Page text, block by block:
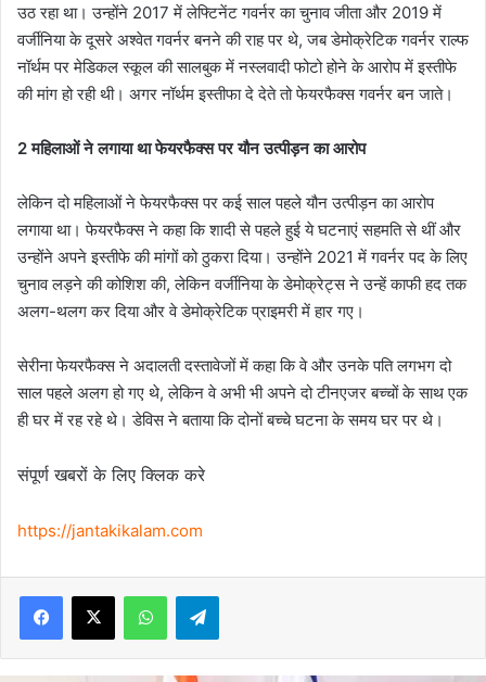
उठ रहा था। उन्होंने 2017 में लेफ्टिनेंट गवर्नर का चुनाव जीता और 2019 में
वर्जीनिया के दूसरे अश्वेत गवर्नर बनने की राह पर थे, जब डेमोक्रेटिक गवर्नर राल्फ
नॉर्थम पर मेडिकल स्कूल की सालबुक में नस्लवादी फोटो होने के आरोप में इस्तीफे
की मांग हो रही थी। अगर नॉर्थम इस्तीफा दे देते तो फेयरफैक्स गवर्नर बन जाते।
2 महिलाओं ने लगाया था फेयरफैक्स पर यौन उत्पीड़न का आरोप
लेकिन दो महिलाओं ने फेयरफैक्स पर कई साल पहले यौन उत्पीड़न का आरोप
लगाया था। फेयरफैक्स ने कहा कि शादी से पहले हुई ये घटनाएं सहमति से थीं और
उन्होंने अपने इस्तीफे की मांगों को ठुकरा दिया। उन्होंने 2021 में गवर्नर पद के लिए
चुनाव लड़ने की कोशिश की, लेकिन वर्जीनिया के डेमोक्रेट्स ने उन्हें काफी हद तक
अलग-थलग कर दिया और वे डेमोक्रेटिक प्राइमरी में हार गए।
सेरीना फेयरफैक्स ने अदालती दस्तावेजों में कहा कि वे और उनके पति लगभग दो
साल पहले अलग हो गए थे, लेकिन वे अभी भी अपने दो टीनएजर बच्चों के साथ एक
ही घर में रह रहे थे। डेविस ने बताया कि दोनों बच्चे घटना के समय घर पर थे।
संपूर्ण खबरों के लिए क्लिक करे
https://jantakikalam.com
Facebook
X WhatsAppTelegram